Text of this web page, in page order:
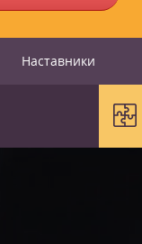
Наставники